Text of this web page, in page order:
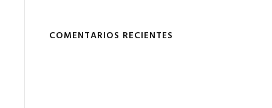
COMENTARIOS RECIENTES